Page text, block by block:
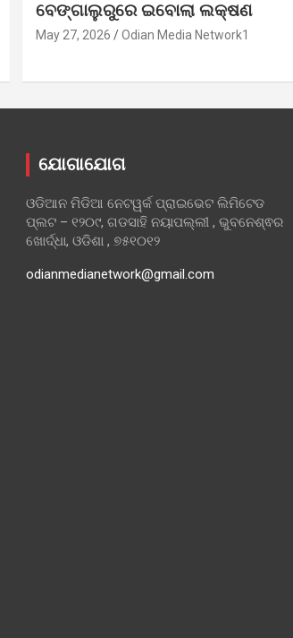
ବେଙ୍ଗାଲୁରୁରେ ଇବୋଲା ଲକ୍ଷଣ
May 27, 2026 Odian Media Network1
ଯୋଗାଯୋଗ
ଓଡିଆନ ମିଡିଆ ନେଟୱର୍କ ପ୍ରାଇଭେଟ ଲିମିଟେଡ
ପ୍ଲଟ – ୧୨୦୯, ଗଡସାହି ନୟାପଲ୍ଲୀ , ଭୁବନେଶ୍ଵର
ଖୋର୍ଦ୍ଧା, ଓଡିଶା , ୭୫୧୦୧୨
odianmedianetwork@gmail.com